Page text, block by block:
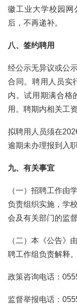
徽工业大学校园网
后，不再递补。
八、签约聘用
经公示无异议或公
合同。聘用人员实
内。试用期满合格
用。聘期内相关工
拟聘用人员须在
逾期未办理报到入
九、有关事宜
（一）招聘工作由
负责组织实施，学
会及有关部门的监督
（二）本《公告》
聘工作组负责解释。
政策咨询电话：
监督举报电话：